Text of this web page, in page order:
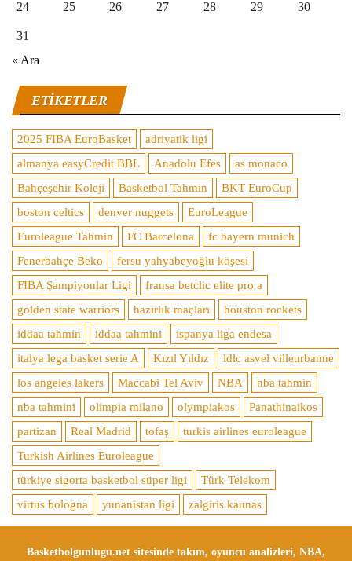
24 25 26 27 28 29 30
31
« Ara
ETIKETLER
2025 FIBA EuroBasket
adriyatik ligi
almanya easyCredit BBL
Anadolu Efes
as monaco
Bahçeşehir Koleji
Basketbol Tahmin
BKT EuroCup
boston celtics
denver nuggets
EuroLeague
Euroleague Tahmin
FC Barcelona
fc bayern munich
Fenerbahçe Beko
fersu yahyabeyoğlu köşesi
FIBA Şampiyonlar Ligi
fransa betclic elite pro a
golden state warriors
hazırlık maçları
houston rockets
iddaa tahmin
iddaa tahmini
ispanya liga endesa
italya lega basket serie A
Kızıl Yıldız
ldlc asvel villeurbanne
los angeles lakers
Maccabi Tel Aviv NBA
nba tahmin
nba tahmini
olimpia milano olympiakos
Panathinaikos
partizan
Real Madrid tofaş
turkis airlines euroleague
Turkish Airlines Euroleague
türkiye sigorta basketbol süper ligi
Türk Telekom
virtus bologna
yunanistan ligi zalgiris kaunas
Basketbolgunlugu.net sitesinde takım, oyuncu analizleri, NBA,